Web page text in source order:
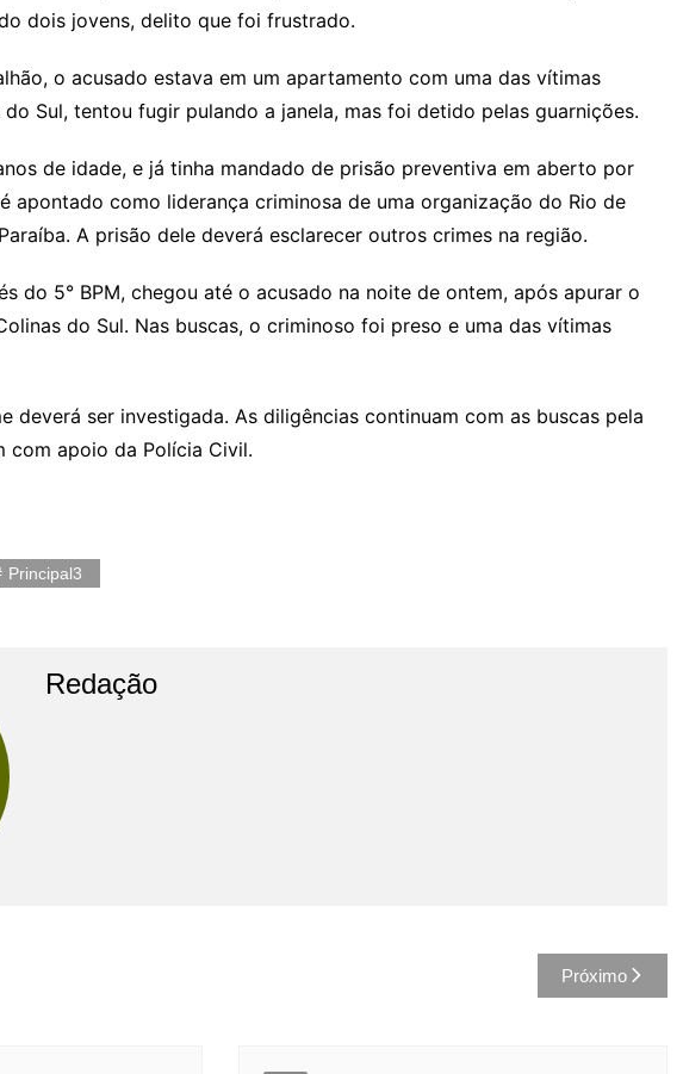
dois jovens, delito que foi frustrado.
o acusado estava em um apartamento com uma das vítimas
do Sul, tentou fugir pulando a janela, mas foi detido pelas guarnições.
de idade, e já tinha mandado de prisão preventiva em aberto por
apontado como liderança criminosa de uma organização do Rio de
A prisão dele deverá esclarecer outros crimes na região.
do 5° BPM, chegou até o acusado na noite de ontem, após apurar o
do Sul. Nas buscas, o criminoso foi preso e uma das vítimas
deverá ser investigada. As diligências continuam com as buscas pela
com apoio da Polícia Civil.
Principal3
Redação
Próximo